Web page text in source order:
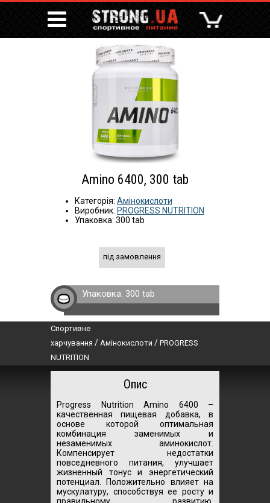
Amino 6400, 300 tab
Категорія: Амінокислоти
Виробник: PROGRESS NUTRITION
Упаковка: 300 tab
під замовлення
Упаковка: 300 tab
Спортивне
харчування / Амінокислоти / PROGRESS
NUTRITION
Опис
Progress Nutrition Amino 6400 –
качественная пищевая добавка, в
основе которой оптимальная
комбинация заменимых и
незаменимых аминокислот.
Компенсирует недостатки
повседневного питания, улучшает
жизненный тонус и энергетический
потенциал. Положительно влияет на
мускулатуру, способствуя ее росту и